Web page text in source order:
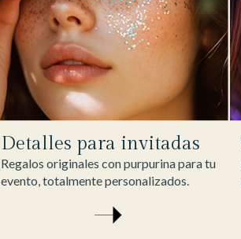
Detalles para invitadas
Regalos originales con purpurina para tu
evento, totalmente personalizados.